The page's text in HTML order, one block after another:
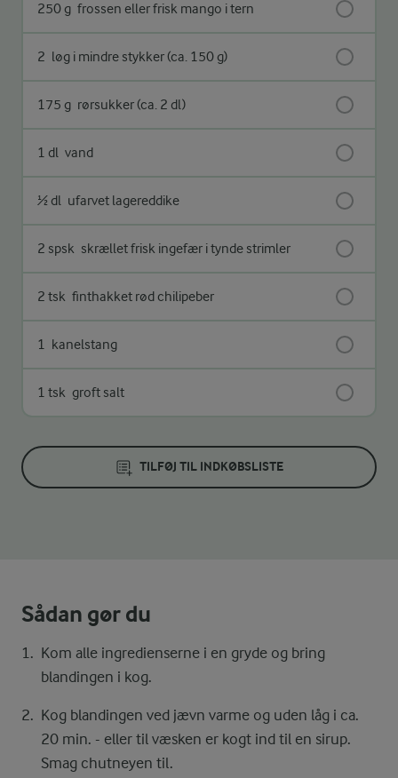
250 g frossen eller frisk mango i tern
2 løg i mindre stykker (ca. 150 g)
175 g rørsukker (ca. 2 dl)
1 dl vand
½ dl ufarvet lagereddike
2 spsk skrællet frisk ingefær i tynde strimler
2 tsk finthakket rød chilipeber
1 kanelstang
1 tsk groft salt
TILFØJ TIL INDKØBSLISTE
Sådan gør du
Kom alle ingredienserne i en gryde og bring
blandingen i kog.
Kog blandingen ved jævn varme og uden låg i ca.
20 min. - eller til væsken er kogt ind til en sirup.
Smag chutneyen til.